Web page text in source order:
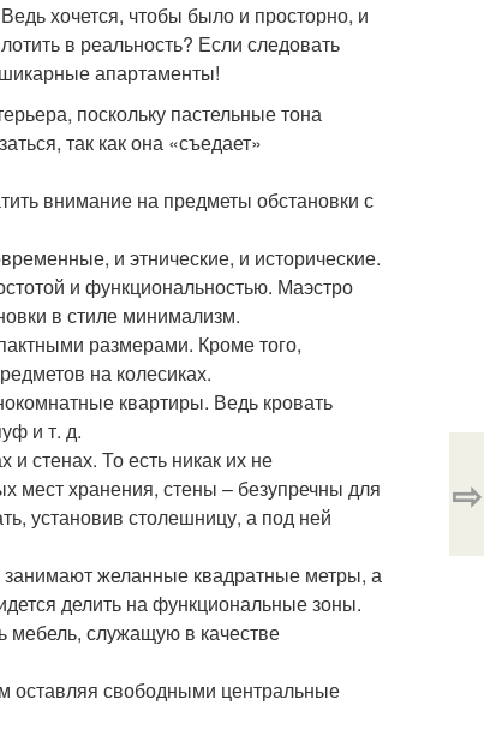
хочется, чтобы было и просторно, и
в реальность? Если следовать
апартаменты!
поскольку пастельные тона
так как она «съедает»
внимание на предметы обстановки с
и этнические, и исторические.
и функциональностью. Маэстро
в стиле минимализм.
размерами. Кроме того,
на колесиках.
квартиры. Ведь кровать
и т. д.
и стенах. То есть никак их не
мест хранения, стены – безупречны для
установив столешницу, а под ней
желанные квадратные метры, а
делить на функциональные зоны.
мебель, служащую в качестве
оставляя свободными центральные
⇨